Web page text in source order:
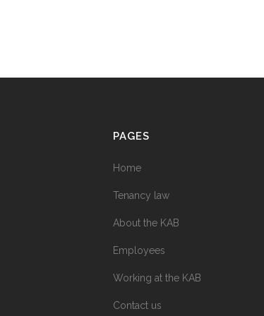
PAGES
Home
Tenancy law
About the KAB
Employees
Working at the KAB
Contact us